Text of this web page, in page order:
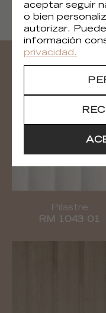
Colonne
RM 1044 40
En la
Pilastre
RM 1043 01
aceptar seguir
o bien
autorizar.
información
privacidad.